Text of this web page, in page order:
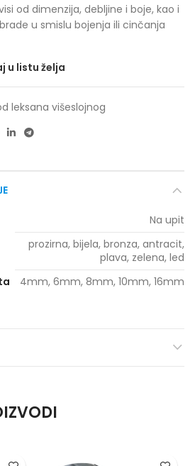
od dimenzija, debljine i boje, kao i
u smislu bojenja ili cinčanja
u listu želja
leksana višeslojnog
Na upit
prozirna, bijela, bronza, antracit,
plava, zelena, led
4mm, 6mm, 8mm, 10mm, 16mm